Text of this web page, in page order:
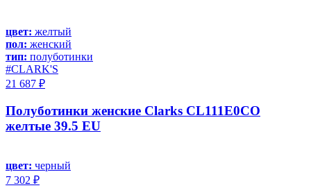
цвет: желтый
пол: женский
тип: полуботинки
#CLARK'S
21 687 ₽
Полуботинки женские Clarks CL111E0CO
желтые 39.5 EU
цвет: черный
7 302 ₽